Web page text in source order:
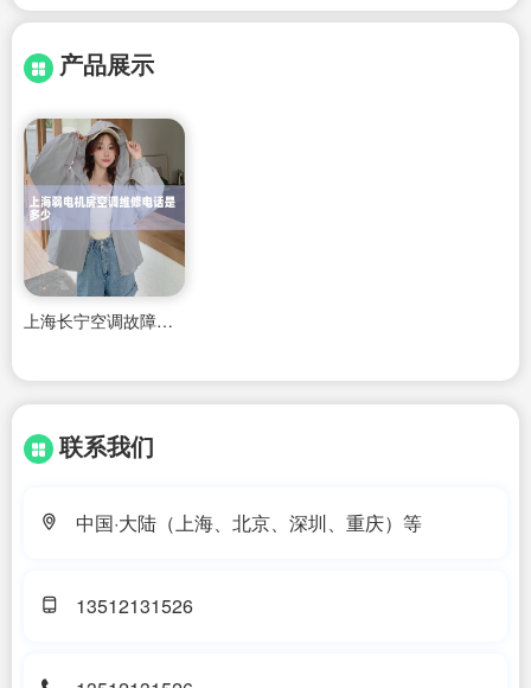
产品展示
上海长宁空调故障维修点电话地址
联系我们
中国·大陆（上海、北京、深圳、重庆）等
13512131526